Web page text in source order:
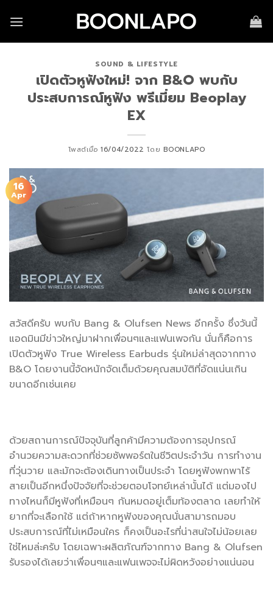
SOUND & LIFESTYLE
เปิดตัวหูฟังใหม่! จาก B&O พบกับ
ประสบการณ์หูฟัง พรีเมี่ยม Beoplay
EX
โพสต์เมื่อ16/04/2022 โดย BOONLAPO
16
Apr
สวัสดีครับ พบกับ Bang & Olufsen News อีกครั้ง ซึ่งวันนี้
แอดมินมีข่าวใหญ่มาฝากเพื่อนๆและแฟนเพจกัน นั่นก็คือการ
เปิดตัวหูฟัง True Wireless Earbuds รุ่นใหม่ล่าสุดจากทาง
B&O โดยงานนี้จัดหนักจัดเต็มด้วยคุณสมบัติที่อัดแน่นเกิน
ขนาดอีกเช่นเคย
ด้วยสถานการณ์ปัจจุบันที่ลูกค้ามีความต้องการอุปกรณ์
อำนวยความสะดวกที่ช่วยซัพพอร์ตในชีวิตประจำวัน การทำงาน
ที่วุ่นวาย และมักจะต้องเดินทางเป็นประจำ โดยหูฟังพกพาไร้
สายเป็นอีกหนึ่งปัจจัยที่จะช่วยตอบโจทย์เหล่านั้นได้ แต่มองไป
ทางไหนก็มีหูฟังที่เหมือนๆ กันหมดอยู่เต็มท้องตลาด เลยทำให้
ยากที่จะเลือกใช้ แต่ถ้าหากหูฟังของคุณนั่นสามารถมอบ
ประสบการณ์ที่ไม่เหมือนใคร ก็คงเป็นอะไรที่น่าสนใจไม่น้อยเลย
ใช่ไหมล่ะครับ โดยเฉพาะผลิตภัณฑ์จากทาง Bang & Olufsen
รับรองได้เลยว่าเพื่อนๆและแฟนเพจจะไม่ผิดหวังอย่างแน่นอน